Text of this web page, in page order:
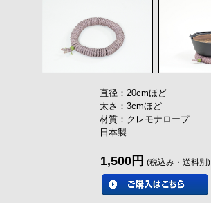
直径：20cmほど
太さ：3cmほど
材質：クレモナロープ
日本製
1,500円 (税込み・送料別)